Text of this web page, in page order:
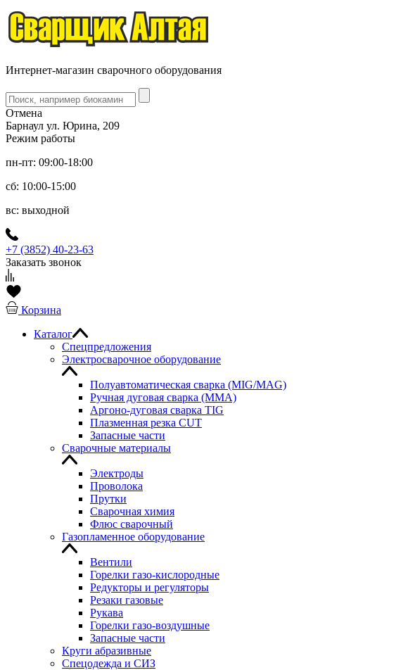
Интернет-магазин сварочного оборудования
Отмена
Барнаул ул. Юрина, 209
Режим работы
пн-пт: 09:00-18:00
сб: 10:00-15:00
вс: выходной
+7 (3852) 40-23-63
Заказать звонок
Корзина
Каталог
Спецпредложения
Электросварочное оборудование
Полуавтоматическая сварка (MIG/MAG)
Ручная дуговая сварка (MMA)
Аргоно-дуговая сварка TIG
Плазменная резка CUT
Запасные части
Сварочные материалы
Электроды
Проволока
Прутки
Сварочная химия
Флюс сварочный
Газопламенное оборудование
Вентили
Горелки газо-кислородные
Редукторы и регуляторы
Резаки газовые
Рукава
Горелки газо-воздушные
Запасные части
Круги абразивные
Спецодежда и СИЗ